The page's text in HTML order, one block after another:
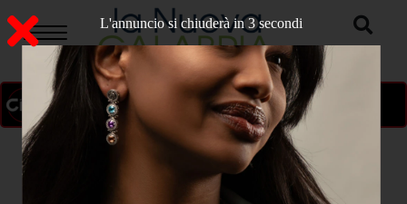
ON AIR
L'annuncio si chiuderà in 2 secondi